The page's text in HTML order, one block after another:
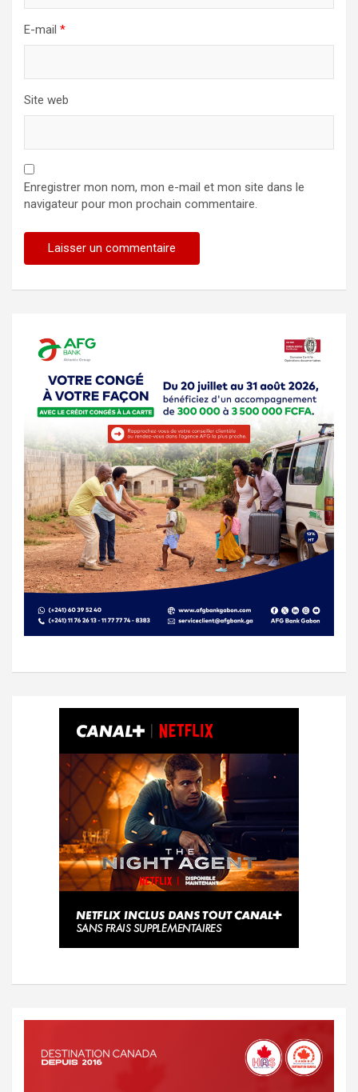
E-mail *
Site web
Enregistrer mon nom, mon e-mail et mon site dans le
navigateur pour mon prochain commentaire.